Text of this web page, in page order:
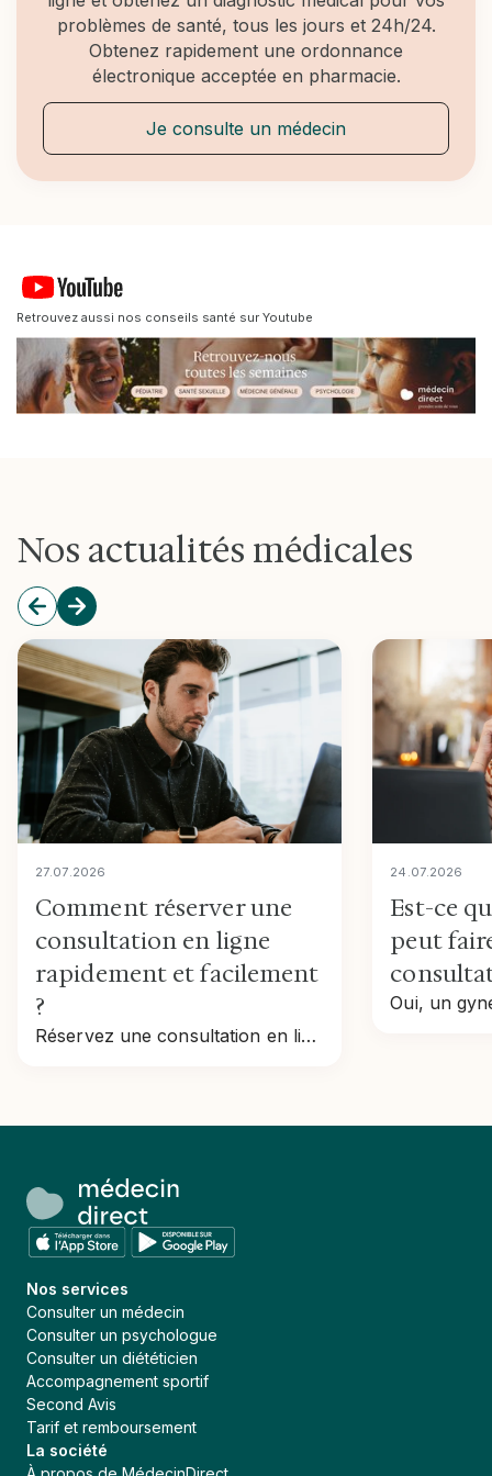
problèmes de santé, tous les jours et 24h/24.
Obtenez rapidement une ordonnance
électronique acceptée en pharmacie.
Je consulte un médecin
Retrouvez aussi nos conseils santé sur Youtube
Nos actualités médicales
27.07.2026
Comment réserver une
consultation en ligne
rapidement et facilement
?
Réservez une consultation en ligne rapidement : étapes, tarifs, remboursement et conseils pour prendre rendez-vous en toute simplicité.
24 .07.2026
Est-ce
peut
Nos services
Consulter un médecin
Consulter un psychologue
Consulter un diététicien
Accompagnement sportif
Second Avis
Tarif et remboursement
La société